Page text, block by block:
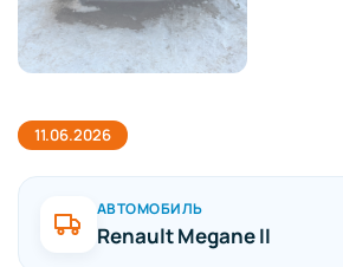
11.06.2026
АВТОМОБИЛЬ
Renault Megane II